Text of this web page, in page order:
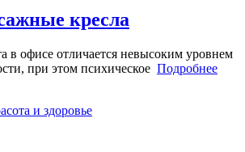
кресла
в офисе отличается невысоким уровнем
при этом психическое Подробнее
и здоровье